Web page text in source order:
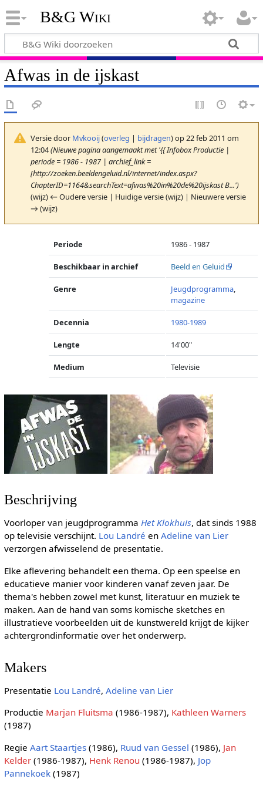
B&G Wiki
Afwas in de ijskast
Versie door Mvkooij(overleg | bijdragen)op 22 feb 2011 om
12:04(Nieuwe pagina aangemaakt met '{{ Infobox Productie |
periode = 1986 - 1987 | archief_link =
[http://zoeken.beeldengeluid.nl/internet/index.aspx?
ChapterID=1164&searchText=afwas%20in%20de%20ijskast B...')
(wijz) ← Oudere versie | Huidige versie (wijz) | Nieuwere versie
→ (wijz)
Periode 1986 - 1987
Beschikbaar in archief Beeld en Geluid
Genre Jeugdprogramma,
magazine
Decennia 1980-1989
Lengte 14'00"
Medium Televisie
Beschrijving
Voorloper van jeugdprogramma Het Klokhuis, dat sinds 1988
op televisie verschijnt. Lou Landré en Adeline van Lier
verzorgen afwisselend de presentatie.
Elke aflevering behandelt een thema. Op een speelse en
educatieve manier voor kinderen vanaf zeven jaar. De
thema's hebben zowel met kunst, literatuur en muziek te
maken. Aan de hand van soms komische sketches en
illustratieve voorbeelden uit de kunstwereld krijgt de kijker
achtergrondinformatie over het onderwerp.
Makers
Presentatie Lou Landré, Adeline van Lier
Productie Marjan Fluitsma (1986-1987), Kathleen Warners
(1987)
Regie Aart Staartjes(1986), Ruud van Gessel (1986), Jan
Kelder(1986-1987), Henk Renou (1986-1987), Jop
Pannekoek(1987)